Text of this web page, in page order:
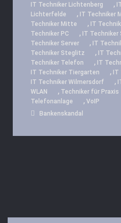
IT Techniker Lichtenberg ,
Lichterfelde
, IT Techniker
Techniker Mitte
, IT
Techniker PC
, IT Techniker
Techniker Server
, IT
Techniker Steglitz
, IT
Techniker Telefon
, IT
IT Techniker Tiergarten ,
IT Techniker Wilmersdorf ,
WLAN
, Techniker für Praxis
Telefonanlage , VoIP
Bankenskandal